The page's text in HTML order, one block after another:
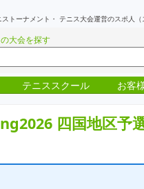
トーナメント・ テニス大会運営のスポ人（
大会を探す
テニススクール お客
四国地区予